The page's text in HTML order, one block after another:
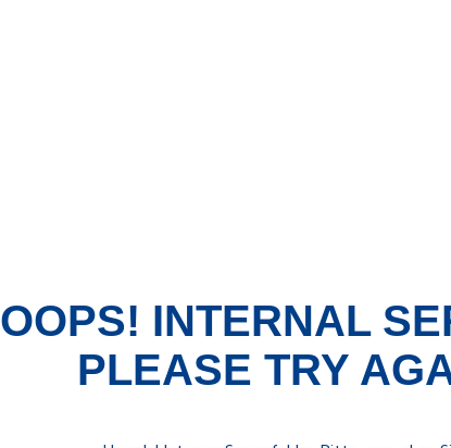
OOPS! INTERNAL
PLEASE TRY